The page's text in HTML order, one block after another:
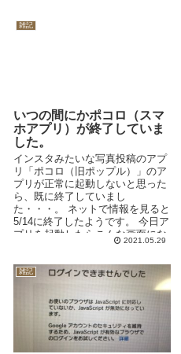
雑記
いつの間にかポコロ（スマ
ホアプリ）が終了していま
した。
インスタみたいな写真投稿のアプ
リ「ポコロ（旧ポップル）」のア
プリが正常に起動しないと思った
ら、既に終了していまし
た・・・。 ネットで情報を見ると
5/14に終了したようです。 今日ア
プリを起動したらこんな画面にな
2021.05.29
雑記